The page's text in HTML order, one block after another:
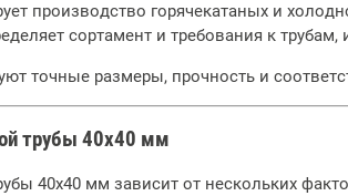
производство горячекатаных и
сортамент и требования к
точные размеры, прочность и
трубы 40х40 мм
40х40 мм зависит от нескольких